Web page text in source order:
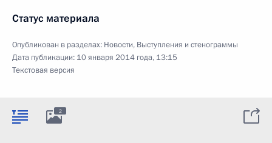
Статус материала
Опубликован в разделах: Новости, Выступления и стенограммы
Дата публикации: 10 января 2014 года, 13:15
Текстовая версия
2